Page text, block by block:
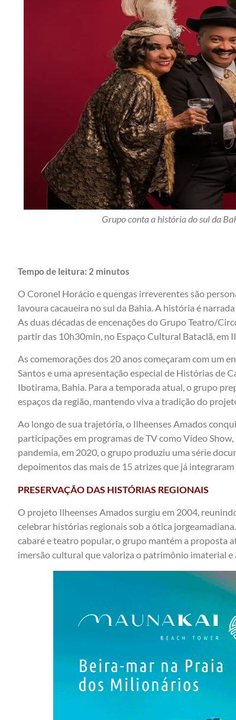
Grupo conta a história do sul da
Tempo de leitura: 2 minutos
O Coronel Horácio e quengas irreverentes são
lavoura cacaueira no sul da Bahia. A história é
As duas décadas de encenações do Grupo Teatro/
partir das 10h30min, no Espaço Cultural Bataclã, em
As comemorações dos 20 anos começaram com um
Santos e uma apresentação especial de Histórias de
Ibotirama, Bahia. Para a temporada atual, o grupo
espaços da região, mantendo viva a tradição do
Ao longo de sua trajetória, o Ilheenses Amados
participações em programas de TV como Vídeo
pandemia, em 2020, o grupo produziu uma série
depoimentos das mais de 15 atrizes que já integraram
PRESERVAÇÃO DAS HISTÓRIAS REGIONAIS
O projeto Ilheenses Amados surgiu em 2004,
celebrar histórias regionais sob a ótica
cabaré e teatro popular, o grupo mantém a proposta
imersão cultural que valoriza o patrimônio imaterial e